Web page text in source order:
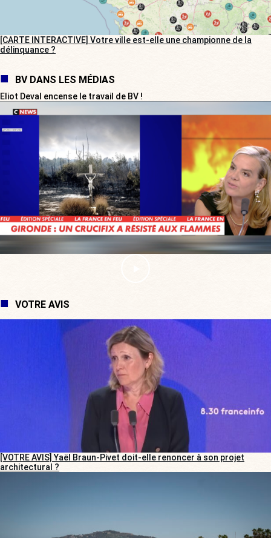
[CARTE INTERACTIVE] Votre ville est-elle une championne de la
délinquance ?
BV DANS LES MÉDIAS
Eliot Deval encense le travail de BV !
VOTRE AVIS
[VOTRE AVIS] Yaël Braun-Pivet doit-elle renoncer à son projet
architectural ?